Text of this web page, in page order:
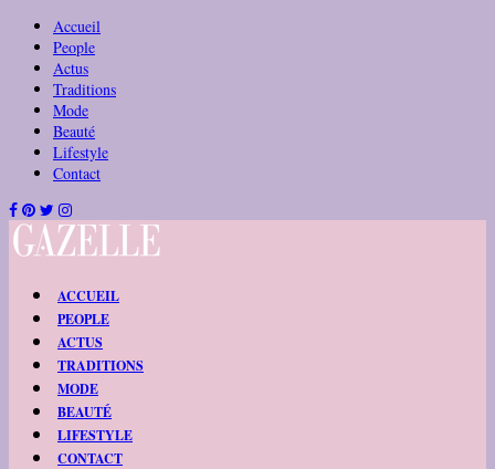
Accueil
People
Actus
Traditions
Mode
Beauté
Lifestyle
Contact
ACCUEIL
PEOPLE
ACTUS
TRADITIONS
MODE
BEAUTÉ
LIFESTYLE
CONTACT